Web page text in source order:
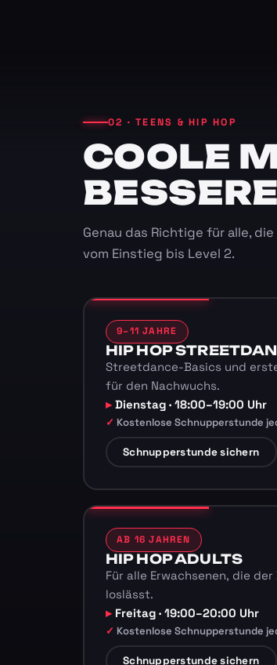
02 · TEENS & HIP HOP
COOLE
Genau das Richtige für alle,
vom Einstieg bis Level 2.
9–11 JAHRE
HIP HOP
Streetdance-Basics und
für den Nachwuchs.
Dienstag · 18:00–19:00 Uhr
Kostenlose Schnupperstunde
Schnupperstunde sichern
AB 16 JAHREN
HIP HOP ADULTS
Für alle Erwachsenen, die
loslässt.
Freitag · 19:00–20:00 Uhr
Kostenlose Schnupperstunde
Schnupperstunde sichern